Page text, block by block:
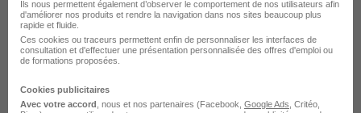
Élargissez votre recherche chezSTEFou àArtenay
Entreprise Artenay
Ils nous permettent également d’observer le comportement de nos utilisateurs afin
d'améliorer nos produits et rendre la navigation dans nos sites beaucoup plus
rapide et fluide.
Ces cookies ou traceurs permettent enfin de personnaliser les interfaces de
consultation et d'effectuer une présentation personnalisée des offres d'emploi ou
de formations proposées.
Cookies publicitaires
Avec votre accord , nous et nos partenaires (Facebook, Google Ads , Critéo,